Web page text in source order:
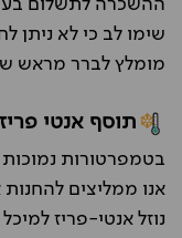
ההשכרה לתשלום
שימו לב כי לא ניתן
מומלץ לברר מראש
תוסף אנטי
בטמפרטורות
אנו ממליצים
נוזל אנטי-פריז